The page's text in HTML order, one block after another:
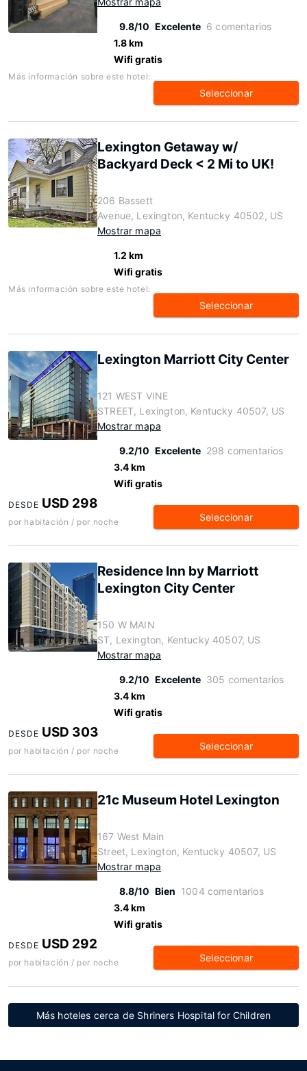
9.8/10 Excelente 6 comentarios
1.8 km
Wifi gratis
Más información sobre este hotel:
Seleccionar
Lexington Getaway w/
Backyard Deck < 2 Mi to UK!
206 Bassett
Avenue, Lexington, Kentucky 40502, US
Mostrar mapa
1.2 km
Wifi gratis
Más información sobre este hotel:
Seleccionar
Lexington Marriott City Center
121 WEST VINE
STREET, Lexington, Kentucky 40507, US
Mostrar mapa
9.2/10 Excelente 298 comentarios
3.4 km
Wifi gratis
DESDE USD 298
por habitación / por noche Seleccionar
Residence Inn by Marriott
Lexington City Center
150 W MAIN
ST, Lexington, Kentucky 40507, US
Mostrar mapa
9.2/10 Excelente 305 comentarios
3.4 km
Wifi gratis
DESDE USD 303
por habitación / por noche Seleccionar
21c Museum Hotel Lexington
167 West Main
Street, Lexington, Kentucky 40507, US
Mostrar mapa
8.8/10 Bien 1004 comentarios
3.4 km
Wifi gratis
DESDE USD 292
por habitación / por noche Seleccionar
Más hoteles cerca de Shriners Hospital for Children